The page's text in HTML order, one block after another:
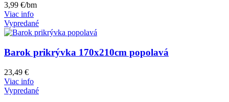
3,99 €/bm
Viac info
Vypredané
Barok prikrývka 170x210cm popolavá
23,49 €
Viac info
Vypredané